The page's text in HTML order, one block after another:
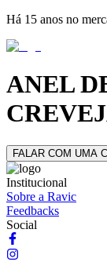
Há 15 anos no
ANEL
FALAR COM UMA
Institucional
Sobre a Ravic
Feedbacks
Social